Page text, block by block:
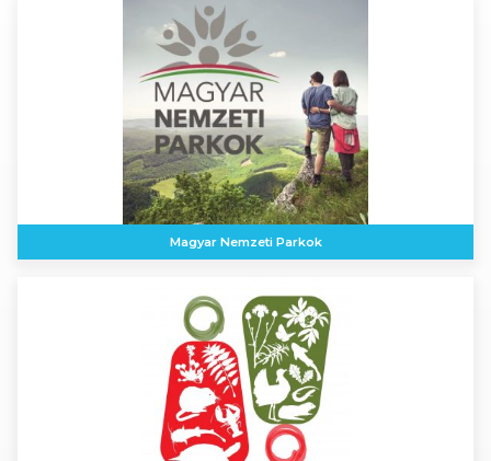
Magyar Nemzeti Parkok